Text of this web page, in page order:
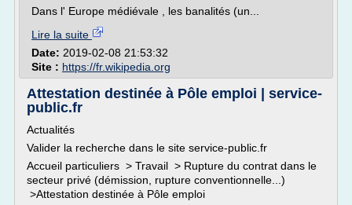
Dans l' Europe médiévale , les banalités (un...
Lire la suite
Date: 2019-02-08 21:53:32
Site : https://fr.wikipedia.org
Attestation destinée à Pôle emploi | service-
public.fr
Actualités
Valider la recherche dans le site service-public.fr
Accueil particuliers > Travail > Rupture du contrat dans le
secteur privé (démission, rupture conventionnelle...)
>Attestation destinée à Pôle emploi